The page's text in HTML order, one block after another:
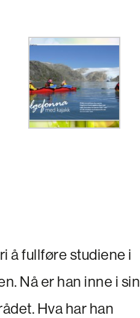
å fullføre studiene i
Nå er han inne i sin
Hva har han